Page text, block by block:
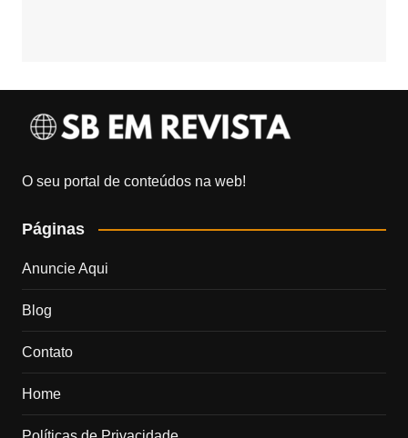
O seu portal de conteúdos na web!
Páginas
Anuncie Aqui
Blog
Contato
Home